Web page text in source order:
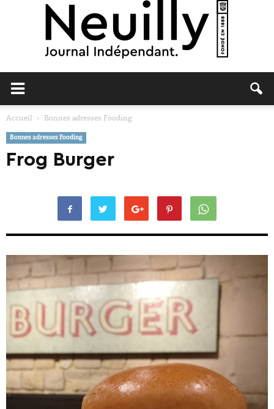
Accueil Bonnes adresses Fooding
Bonnes adresses Fooding
Frog Burger